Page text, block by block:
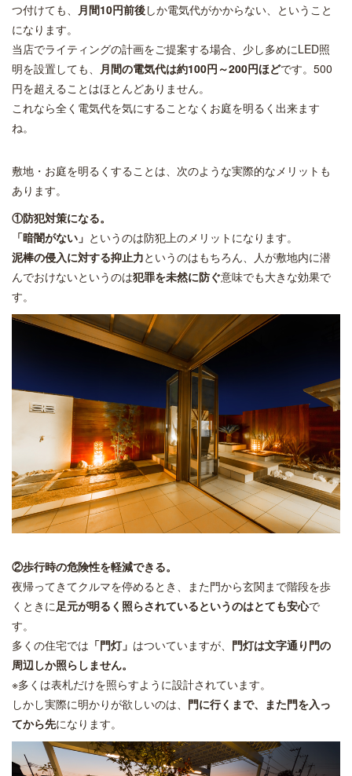
つ付けても、
月間10円前後しか電気代がかからない、ということ
になります。
当店でライティングの計画をご提案する場合、少し多めにLED照
明を設置しても、
月間の電気代は約100円～200円ほどです。500
円を超えることはほとんどありません。
これなら全く電気代を気にすることなくお庭を明るく出来ます
ね。
敷地・お庭を明るくすることは、次のような実際的なメリットも
あります。
①防犯対策になる。
「暗闇がない」 というのは防犯上のメリットになります。
泥棒の侵入に対する抑止力というのはもちろん、人が敷地内に潜
んでおけないというのは犯罪を未然に防ぐ意味でも大きな効果で
す。
②歩行時の危険性を軽減できる。
夜帰ってきてクルマを停めるとき、また門から玄関まで階段を歩
くときに 足元が明るく照らされているというのはとても安心で
す。
多くの住宅では 「門灯」 はついていますが、 門灯は文字通り門の
周辺しか照らしません。
※多くは表札だけを照らすように設計されています。
しかし実際に明かりが欲しいのは、 門に行くまで、また門を入っ
てから先になります。